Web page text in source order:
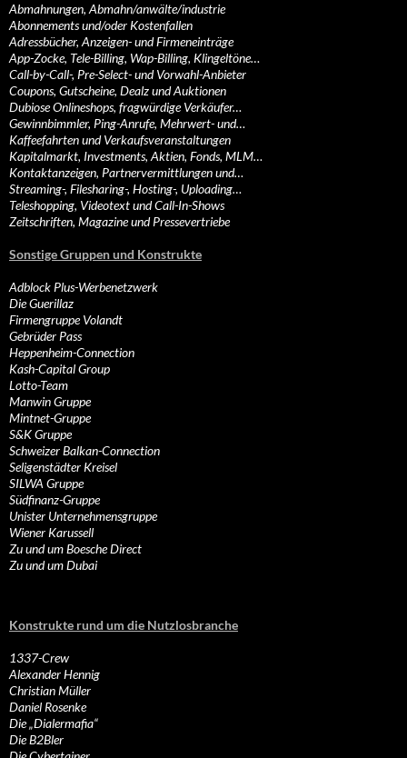
Abmahnungen, Abmahn/anwälte/industrie
Abonnements und/oder Kostenfallen
Adressbücher, Anzeigen- und Firmeneinträge
App-Zocke, Tele-Billing, Wap-Billing, Klingeltöne…
Call-by-Call-, Pre-Select- und Vorwahl-Anbieter
Coupons, Gutscheine, Dealz und Auktionen
Dubiose Onlineshops, fragwürdige Verkäufer…
Gewinnbimmler, Ping-Anrufe, Mehrwert- und…
Kaffeefahrten und Verkaufsveranstaltungen
Kapitalmarkt, Investments, Aktien, Fonds, MLM…
Kontaktanzeigen, Partnervermittlungen und…
Streaming-, Filesharing-, Hosting-, Uploading…
Teleshopping, Videotext und Call-In-Shows
Zeitschriften, Magazine und Pressevertriebe
Sonstige Gruppen und Konstrukte
Adblock Plus-Werbenetzwerk
Die Guerillaz
Firmengruppe Volandt
Gebrüder Pass
Heppenheim-Connection
Kash-Capital Group
Lotto-Team
Manwin Gruppe
Mintnet-Gruppe
S&K Gruppe
Schweizer Balkan-Connection
Seligenstädter Kreisel
SILWA Gruppe
Südfinanz-Gruppe
Unister Unternehmensgruppe
Wiener Karussell
Zu und um Boesche Direct
Zu und um Dubai
Konstrukte rund um die Nutzlosbranche
1337-Crew
Alexander Hennig
Christian Müller
Daniel Rosenke
Die „Dialermafia“
Die B2Bler